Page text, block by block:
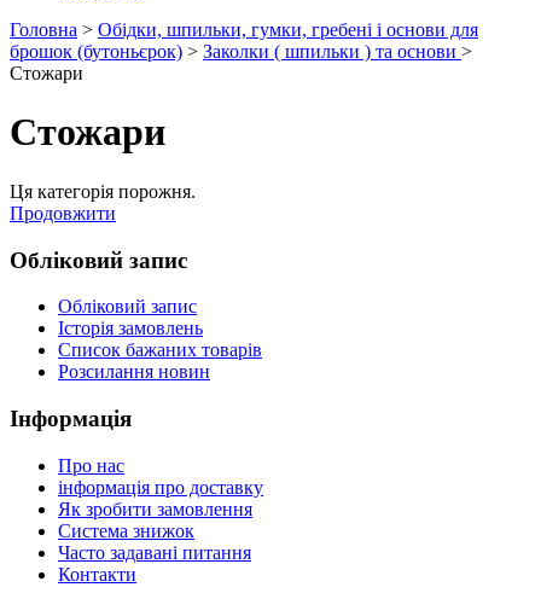
Головна > Обідки, шпильки, гумки, гребені і основи для
брошок (бутоньєрок) > Заколки ( шпильки ) та основи >
Стожари
Стожари
Ця категорія порожня.
Продовжити
Обліковий запис
Обліковий запис
Історія замовлень
Список бажаних товарів
Розсилання новин
Інформація
Про нас
інформація про доставку
Як зробити замовлення
Система знижок
Часто задавані питання
Контакти